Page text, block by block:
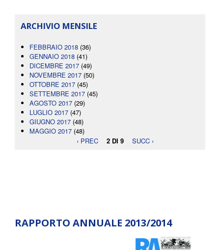
ARCHIVIO MENSILE
FEBBRAIO 2018 (36)
GENNAIO 2018 (41)
DICEMBRE 2017 (49)
NOVEMBRE 2017 (50)
OTTOBRE 2017 (45)
SETTEMBRE 2017 (45)
AGOSTO 2017 (29)
LUGLIO 2017 (47)
GIUGNO 2017 (48)
MAGGIO 2017 (48)
‹ PREC
2 DI 9 SUCC ›
RAPPORTO ANNUALE 2013/2014